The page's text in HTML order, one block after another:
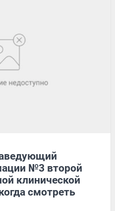
№3 второй
клинической
смотреть